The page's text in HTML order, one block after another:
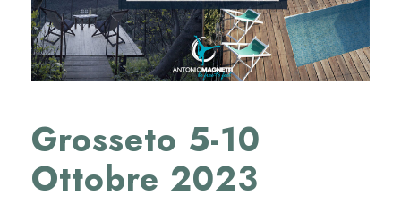
Grosseto 5-10
Ottobre 2023